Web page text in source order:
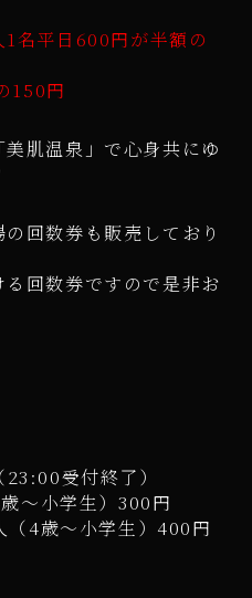
名平日600円が半額の
150円
肌温泉」で心身共にゆ
回数券も販売しており
回数券ですので是非お
受付終了）
～小学生）300円
（4歳～小学生）400円